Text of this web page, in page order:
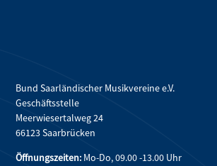
Bund Saarländischer Musikvereine e.V.
Geschäftsstelle
Meerwiesertalweg 24
66123 Saarbrücken
Öffnungszeiten: Mo-Do, 09.00 -13.00 Uhr